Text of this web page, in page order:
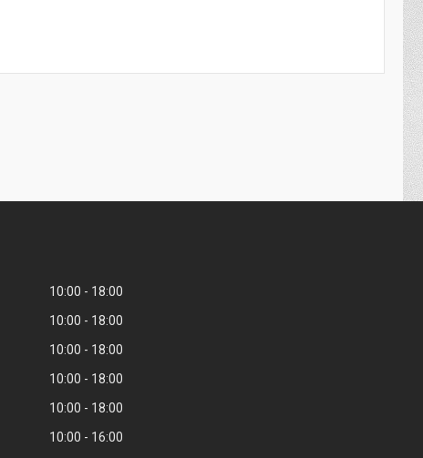
10:00
18:00
10:00
18:00
10:00
18:00
10:00
18:00
10:00
18:00
10:00
16:00